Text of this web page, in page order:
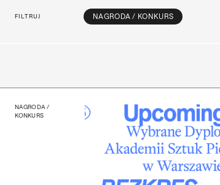
FILTRUJ
Opcje filtrowania
NAGRODA / KONKURS
Nagrody Upcoming
NAGRODA /
KONKURS